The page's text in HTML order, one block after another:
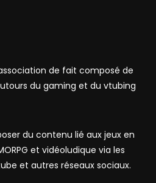
de fait composé de
du gaming et du vtubing
du contenu lié aux jeux en
et vidéoludique via les
et autres réseaux sociaux.